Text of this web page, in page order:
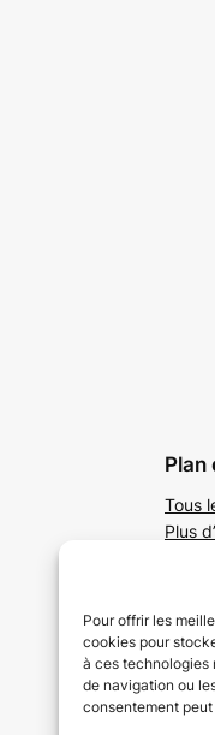
Pour offrir les
cookies pour
à ces technologies
de navigation ou
consentement
Plan
Tous
Plus